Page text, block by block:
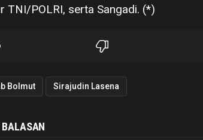
TNI/POLRI, serta Sangadi. (*)
Bolmut Sirajudin Lasena